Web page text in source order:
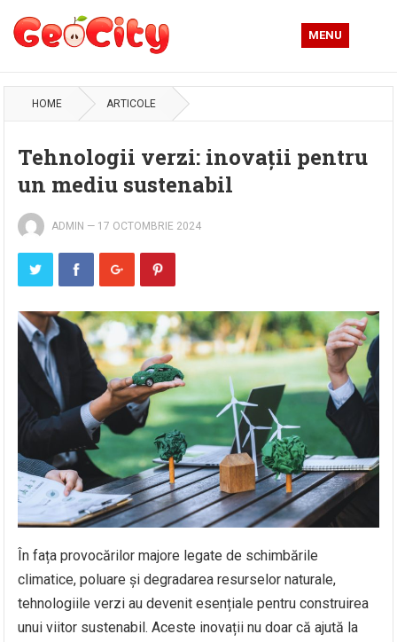
MENU
HOME ARTICOLE
Tehnologii verzi: inovații pentru
un mediu sustenabil
ADMIN — 17 OCTOMBRIE 2024
În fața provocărilor majore legate de schimbările
climatice, poluare și degradarea resurselor naturale,
tehnologiile verzi au devenit esențiale pentru construirea
unui viitor sustenabil. Aceste inovații nu doar că ajută la